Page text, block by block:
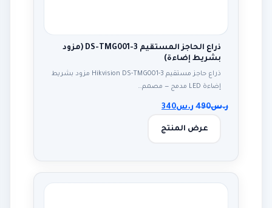
ذراع الحاجز المستقيم DS-TMG001-3 (مزود
بشريط إضاءة)
ذراع حاجز مستقيم Hikvision DS-TMG001-3 مزود بشريط
إضاءة LED مدمج — مصمم…
ر.س490 ر.س340
عرض المنتج